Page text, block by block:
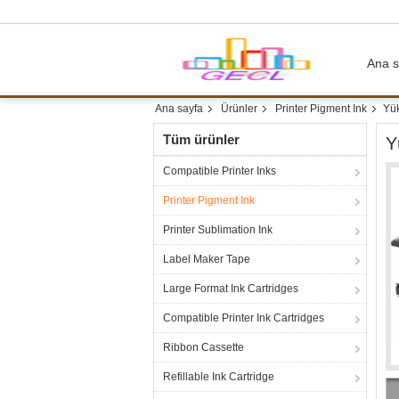
Ana
Ana sayfa Ürünler Printer Pigment Ink
Tüm ürünler
Compatible Printer Inks
Printer Pigment Ink
Printer Sublimation Ink
Label Maker Tape
Large Format Ink Cartridges
Compatible Printer Ink Cartridges
Ribbon Cassette
Refillable Ink Cartridge